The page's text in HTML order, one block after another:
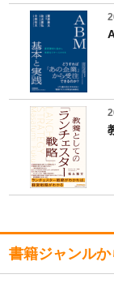
書籍ジャンル